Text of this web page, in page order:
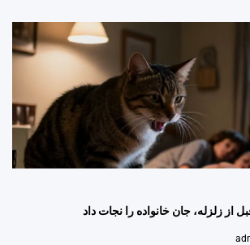
زلزله، جان خانواده را نجات داد